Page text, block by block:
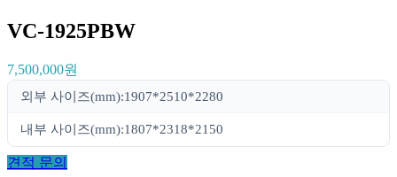
VC-1925PBW
7,500,000원
외부 사이즈(mm):1907*2510*2280
내부 사이즈(mm):1807*2318*2150
견적 문의